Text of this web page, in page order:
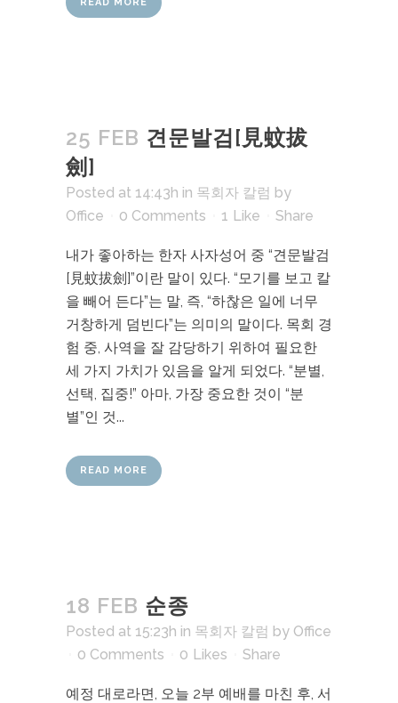
25 FEB 견문발검[見蚊拔
劍]
Posted at 14:43h in 목회자 칼럼 by
Office
0 Comments 1 Like Share
내가 좋아하는 한자 사자성어 중 “견문발검
[見蚊拔劍]”이란 말이 있다. “모기를 보고 칼
을 빼어 든다”는 말, 즉, “하찮은 일에 너무
거창하게 덤빈다”는 의미의 말이다. 목회 경
험 중, 사역을 잘 감당하기 위하여 필요한
세 가지 가치가 있음을 알게 되었다. “분별,
선택, 집중!” 아마, 가장 중요한 것이 “분
별”인 것...
READ MORE
18 FEB 순종
Posted at 15:23h in 목회자 칼럼 by Office
0 Comments
0 Likes Share
예정 대로라면, 오늘 2부 예배를 마친 후, 서